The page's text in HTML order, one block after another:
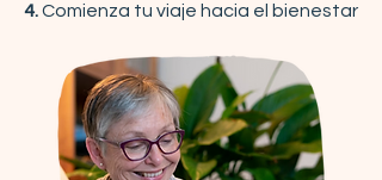
4.Comienza tu viaje hacia el bienestar